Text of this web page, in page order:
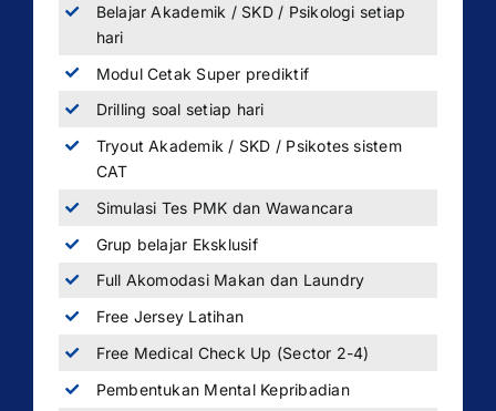
Belajar Akademik / SKD / Psikologi setiap
hari
Modul Cetak Super prediktif
Drilling soal setiap hari
Tryout Akademik / SKD / Psikotes sistem
CAT
Simulasi Tes PMK dan Wawancara
Grup belajar Eksklusif
Full Akomodasi Makan dan Laundry
Free Jersey Latihan
Free Medical Check Up (Sector 2-4)
Pembentukan Mental Kepribadian